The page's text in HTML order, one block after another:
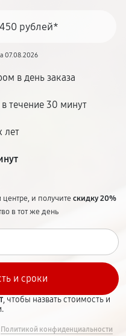
рублей*
07.08.2026
в день заказа
в течение 30 минут
лет
и получитескидку 20%
в тот же день
, чтобы назвать стоимость и
Политикой конфиденциальности